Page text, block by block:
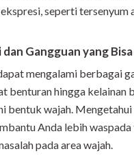
seperti tersenyum
dan Gangguan yang
mengalami berbagai
benturan hingga kelainan
bentuk wajah.
Anda lebih
pada area wajah.